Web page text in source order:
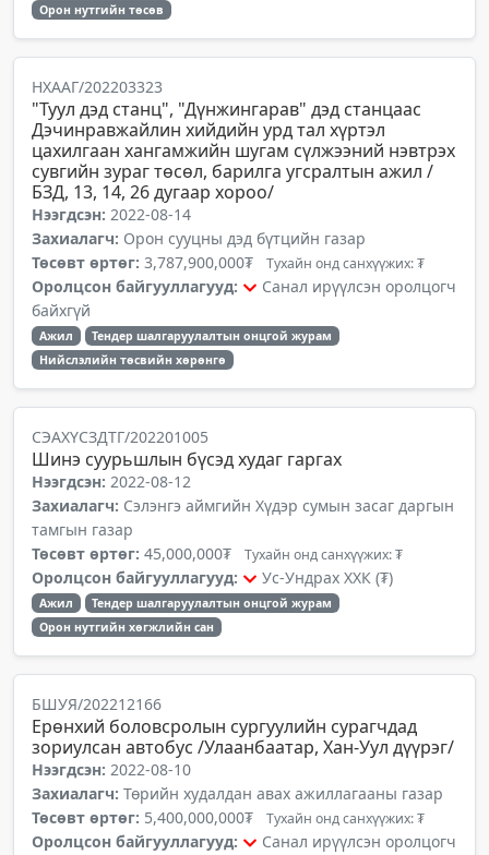
Орон нутгийн төсөв
НХААГ/202203323
"Туул дэд станц", "Дүнжингарав" дэд станцаас
Дэчинравжайлин хийдийн урд тал хүртэл
цахилгаан хангамжийн шугам сүлжээний нэвтрэх
сувгийн зураг төсөл, барилга угсралтын ажил /
БЗД, 13, 14, 26 дугаар хороо/
Нээгдсэн: 2022-08-14
Захиалагч: Орон сууцны дэд бүтцийн газар
Төсөвт өртөг: 3,787,900,000₮ Тухайн онд санхүүжих: ₮
Оролцсон байгууллагууд:
Санал ирүүлсэн оролцогч
байхгүй
Ажил
Тендер шалгаруулалтын онцгой журам
Нийслэлийн төсвийн хөрөнгө
СЭАХҮСЗДТГ/202201005
Шинэ суурьшлын бүсэд худаг гаргах
Нээгдсэн: 2022-08-12
Захиалагч: Сэлэнгэ аймгийн Хүдэр сумын засаг даргын
тамгын газар
Төсөвт өртөг: 45,000,000₮ Тухайн онд санхүүжих: ₮
Оролцсон байгууллагууд: Ус-Ундрах ХХК (₮)
Ажил
Тендер шалгаруулалтын онцгой журам
Орон нутгийн хөгжлийн сан
БШУЯ/202212166
Ерөнхий боловсролын сургуулийн сурагчдад
зориулсан автобус /Улаанбаатар, Хан-Уул дүүрэг/
Нээгдсэн: 2022-08-10
Захиалагч: Төрийн худалдан авах ажиллагааны газар
Төсөвт өртөг: 5,400,000,000₮ Тухайн онд санхүүжих: ₮
Оролцсон байгууллагууд:
Санал ирүүлсэн оролцогч